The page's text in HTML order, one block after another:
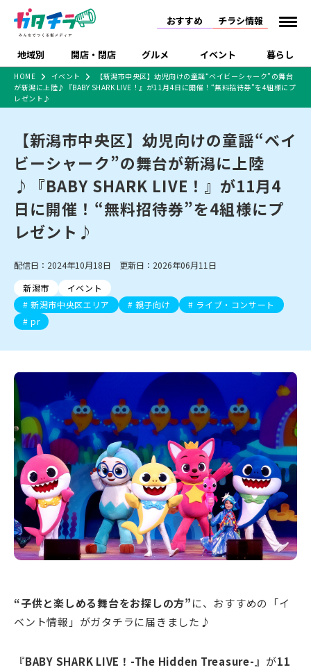
おすすめ チラシ情報
地域別 開店・閉店 グルメ イベント 暮らし
中越 上越
佐渡
新潟市中央区 新潟市東区 新潟市西区
新潟市北区
新潟市南区
新潟市江南区 新潟市秋葉区
新潟市西蒲区
長岡・見附
小千谷・十日町・津南
魚沼・南魚沼・湯沢
柏崎・刈羽・出雲崎
上越・妙高・糸魚川
リニューアル・移転 休業 開店まとめ
閉店まとめ
新潟市・開店
新潟市・閉店
長岡市・開店
長岡市・閉店
ラーメン・開店
和食 洋食
スイーツ
ご当地グルメ 食べ歩き テイクアウト
季節・期間限定
カフェ
居酒屋・バー 焼肉
パスタ
日本酒・新潟清酒
ワイン・クラフトビール
ケーキ・パフェ
ビアガーデン・暑気払い
忘新年会・歓送迎会
趣味・展示会 ライブ・コンサート
スポーツ
セミナー・講演会 子ども向け 花火大会
入場無料
住宅展示場
完成見学会 学生スポーツ アルビレックス
店
食品メーカー・県産
品
習い事・塾
観光スポット
温泉・入浴 ホテル
リラクゼーション・整体
病院・クリニック
イオンモール
ラブラ万代・ラブラ2
ビルボードプレイスBP
特集・まとめ記事
セツコママ ランキング 新潟人
キャンペーン
開店まとめ
閉店まとめ
食品スーパー・コンビ
戸建住宅・マンショ
ショッピングモール・
大型施設
ドラッグストア・ホーム
センター
ファッション 生活サービス
インテリア・雑貨
外食・テイクアウト
新車・中古車・カー用品
冠婚葬祭
習い事・塾 通販・EC イベント
求人
官公庁・自治体
周年祭・感謝祭セール
年末・初売りセール
HOME イベント
【新潟市中央区】幼児向けの童謡“ベイビーシャーク”の舞台
が新潟に上陸♪『BABY SHARK LIVE！』が11月4日に開催！“無料招待券”を4組様にプ
レゼント♪
【新潟市中央区】幼児向けの童謡“ベイ
ビーシャーク”の舞台が新潟に上陸
♪『BABY SHARK LIVE！』が11月4
日に開催！“無料招待券”を4組様にプ
レゼント♪
配信日：2024年10月18日 更新日：2026年06月11日
新潟市
イベント
新潟市中央区エリア
親子向け
ライブ・コンサート
pr
“子供と楽しめる舞台をお探しの方”に、おすすめの「イ
ベント情報」がガタチラに届きました♪
『BABY SHARK LIVE！-The Hidden Treasure-』 が11